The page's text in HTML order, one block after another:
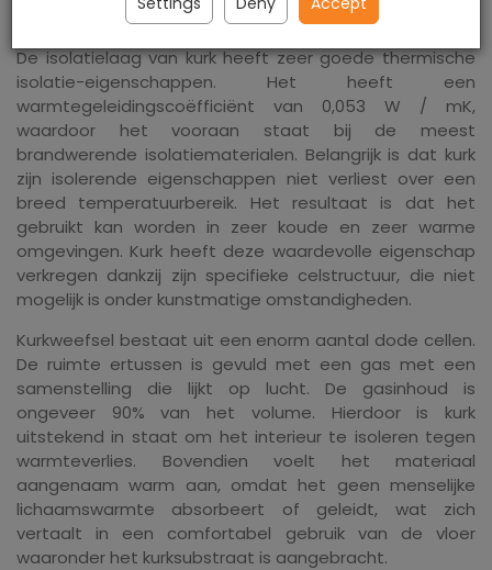
De isolatielaag van kurk heeft zeer goede thermische
isolatie-eigenschappen. Het heeft een
warmtegeleidingscoëfficiënt van 0,053 W / mK,
waardoor het vooraan staat bij de meest
brandwerende isolatiematerialen. Belangrijk is dat kurk
zijn isolerende eigenschappen niet verliest over een
breed temperatuurbereik. Het resultaat is dat het
gebruikt kan worden in zeer koude en zeer warme
omgevingen. Kurk heeft deze waardevolle eigenschap
verkregen dankzij zijn specifieke celstructuur, die niet
mogelijk is onder kunstmatige omstandigheden.
Kurkweefsel bestaat uit een enorm aantal dode cellen.
De ruimte ertussen is gevuld met een gas met een
samenstelling die lijkt op lucht. De gasinhoud is
ongeveer 90% van het volume. Hierdoor is kurk
uitstekend in staat om het interieur te isoleren tegen
warmteverlies. Bovendien voelt het materiaal
aangenaam warm aan, omdat het geen menselijke
lichaamswarmte absorbeert of geleidt, wat zich
vertaalt in een comfortabel gebruik van de vloer
waaronder het kurksubstraat is aangebracht.